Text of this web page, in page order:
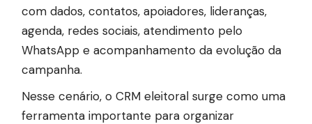
com dados, contatos, apoiadores, lideranças,
agenda, redes sociais, atendimento pelo
WhatsApp e acompanhamento da evolução da
campanha.
Nesse cenário, o CRM eleitoral surge como uma
ferramenta importante para organizar